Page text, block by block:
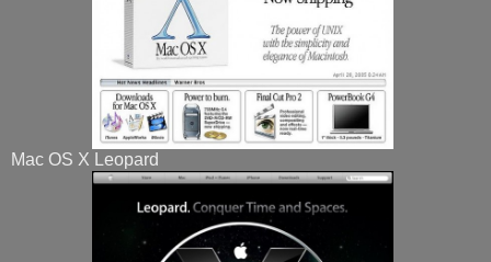
Mac OS X Leopard